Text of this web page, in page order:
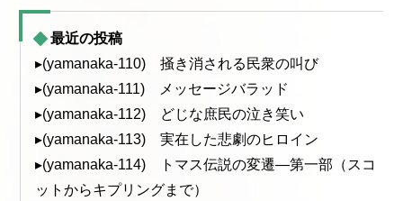
最近の投稿
▸(yamanaka-110) 掻き消される民衆の叫び
▸(yamanaka-111) メッセージバラッド
▸(yamanaka-112) どじな庶民の泣き笑い
▸(yamanaka-113) 実在した悲劇のヒロイン
▸(yamanaka-114) トマス伝説の変遷—第一部（スコ
ットからキプリングまで）